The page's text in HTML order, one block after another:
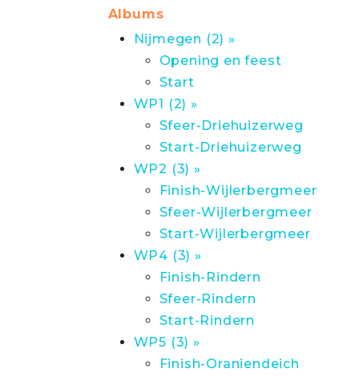
Albums
Nijmegen (2) »
Opening en feest
Start
WP1 (2) »
Sfeer-Driehuizerweg
Start-Driehuizerweg
WP2 (3) »
Finish-Wijlerbergmeer
Sfeer-Wijlerbergmeer
Start-Wijlerbergmeer
WP4 (3) »
Finish-Rindern
Sfeer-Rindern
Start-Rindern
WP5 (3) »
Finish-Oraniendeich